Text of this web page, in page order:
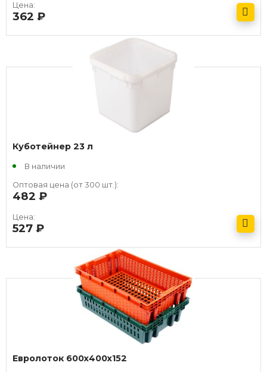
Цена:
362
Получить оптовый прайс
Куботейнер 23 л
В наличии
Оптовая цена (от 300 шт.):
482
Цена:
527
Получить оптовый прайс
Евролоток 600х400х152